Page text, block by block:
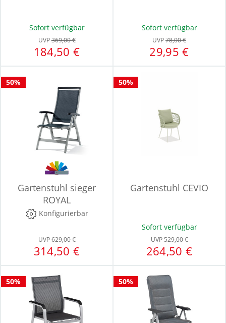
Sofort verfügbar
UVP369,00 €
184,50 €
Sofort verfügbar
UVP78,00 €
29,95 €
50%
Gartenstuhl sieger
ROYAL
Konfigurierbar
UVP629,00 €
314,50 €
50%
Gartenstuhl CEVIO
Sofort verfügbar
UVP529,00 €
264,50 €
50% 50%